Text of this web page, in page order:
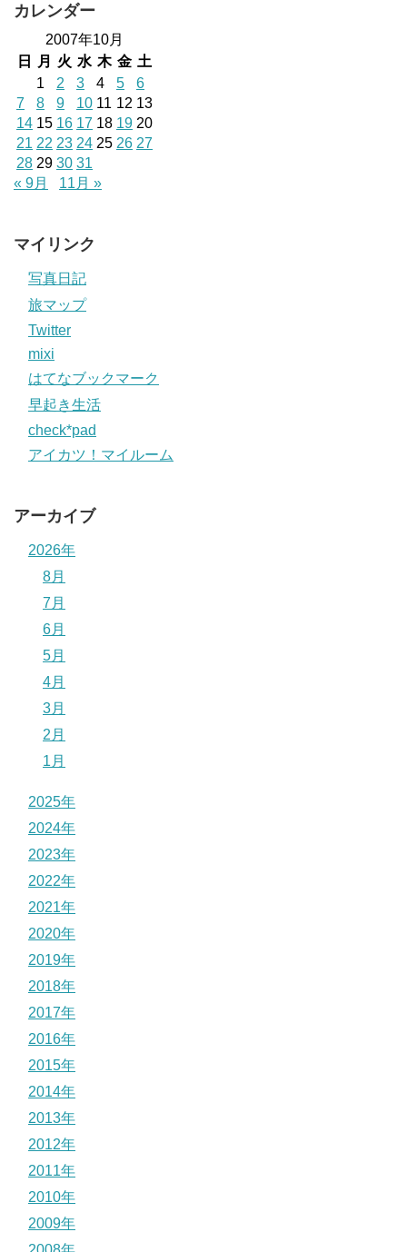
カレンダー
2007年10月
日
月 火 水 木 金 土
1
2 3 4 5
6
7
8 9 10 11 12 13
14 15 16 17 18 19 20
21 22 23 24 25 26 27
28 29 30 31
« 9月
11月 »
マイリンク
写真日記
旅マップ
Twitter
mixi
はてなブックマーク
早起き生活
check*pad
アイカツ！マイルーム
アーカイブ
2026年
8月
7月
6月
5月
4月
3月
2月
1月
2025年
2024年
2023年
2022年
2021年
2020年
2019年
2018年
2017年
2016年
2015年
2014年
2013年
2012年
2011年
2010年
2009年